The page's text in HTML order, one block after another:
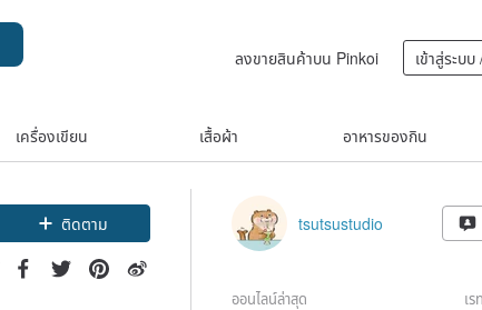
ลงขายสินค้าบน Pinkoi เข้าสู่ระบ
เครื่องเขียน เสื้อผ้า อาหารของกิน
ติดตาม tsutsustudio
ออนไลน์ล่าสุด เ